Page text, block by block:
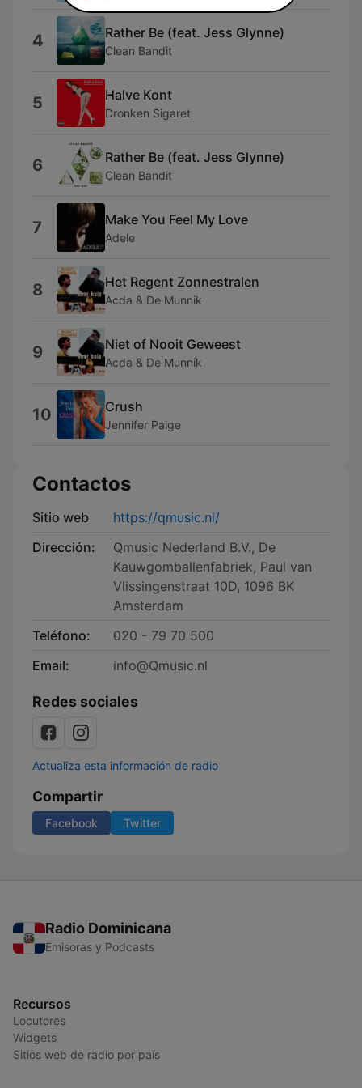
4 Rather Be (feat. Jess Glynne)
Clean Bandit
5 Halve Kont
Dronken Sigaret
6 Rather Be (feat. Jess Glynne)
Clean Bandit
7 Make You Feel My Love
Adele
8 Het Regent Zonnestralen
Acda & De Munnik
9 Niet of Nooit Geweest
Acda & De Munnik
10 Crush
Jennifer Paige
Contactos
Sitio web
https://qmusic.nl/
Dirección:
Qmusic Nederland B.V., De
Kauwgomballenfabriek, Paul van
Vlissingenstraat 10D, 1096 BK
Amsterdam
Teléfono:
020 - 79 70 500
Email:
info@Qmusic.nl
Redes sociales
Actualiza esta información de radio
Compartir
Facebook Twitter
Radio Dominicana
Emisoras y Podcasts
Recursos
Locutores
Widgets
Sitios web de radio por país